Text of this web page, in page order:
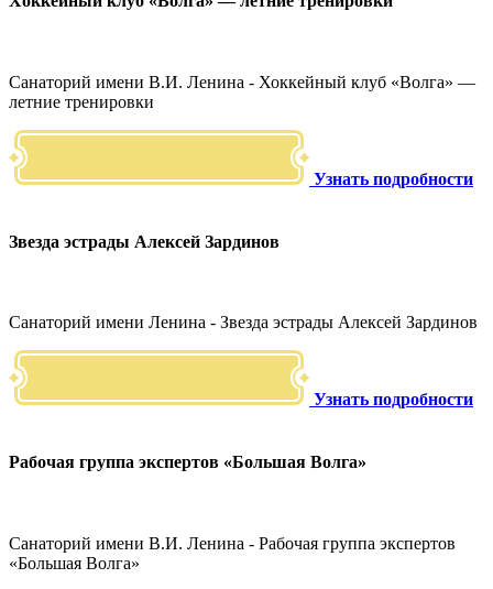
Санаторий имени В.И. Ленина - Хоккейный клуб «Волга» —
летние тренировки
Узнать подробности
Звезда эстрады Алексей Зардинов
Санаторий имени Ленина - Звезда эстрады Алексей Зардинов
Узнать подробности
Рабочая группа экспертов «Большая Волга»
Санаторий имени В.И. Ленина - Рабочая группа экспертов
«Большая Волга»